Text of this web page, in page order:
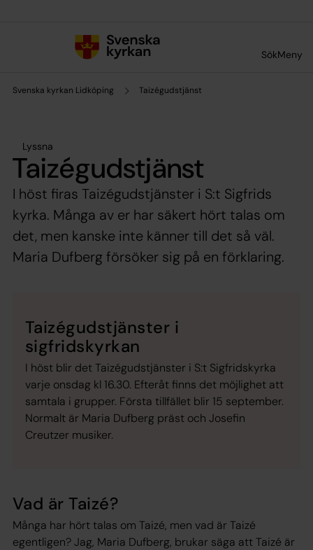
SökMeny
Svenska kyrkan Lidköping Taizégudstjänst
Lyssna
Taizégudstjänst
I höst firas Taizégudstjänster i S:t Sigfrids
kyrka. Många av er har säkert hört talas om
det, men kanske inte känner till det så väl.
Maria Dufberg försöker sig på en förklaring.
Taizégudstjänster i
sigfridskyrkan
I höst blir det Taizégudstjänster i S:t Sigfridskyrka
varje onsdag kl 16.30. Efteråt finns det möjlighet att
samtala i grupper. Första tillfället blir 15 september.
Normalt är Maria Dufberg präst och Josefin
Creutzer musiker.
Vad är Taizé?
Många har hört talas om Taizé, men vad är Taizé
egentligen? Jag, Maria Dufberg, brukar säga att Taizé är